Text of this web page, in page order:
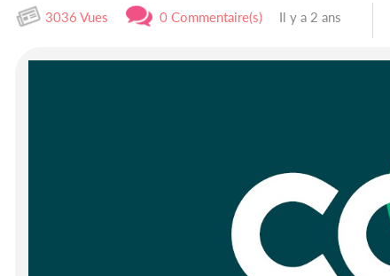
3036 Vues 0 Commentaire(s) Il y a 2 ans